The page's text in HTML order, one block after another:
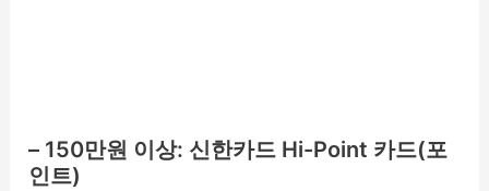
– 150만원 이상: 신한카드 Hi-Point 카드(포
인트)